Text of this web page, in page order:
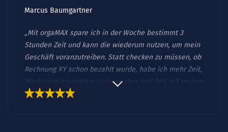
Marcus Baumgartner
„Mit orgaMAX spare ich in der Woche bestimmt 3
Stunden Zeit und kann die wiederum nutzen, um mein
Geschäft voranzutreiben. Statt checken zu müssen, ob
Rechnung XY schon bezahlt wurde, habe ich mehr Zeit,
Marketingkampagnen auszuwerten und Zeit mit meiner
Familie zu verbringen. Wenn du nicht im Zettel-Wirr-